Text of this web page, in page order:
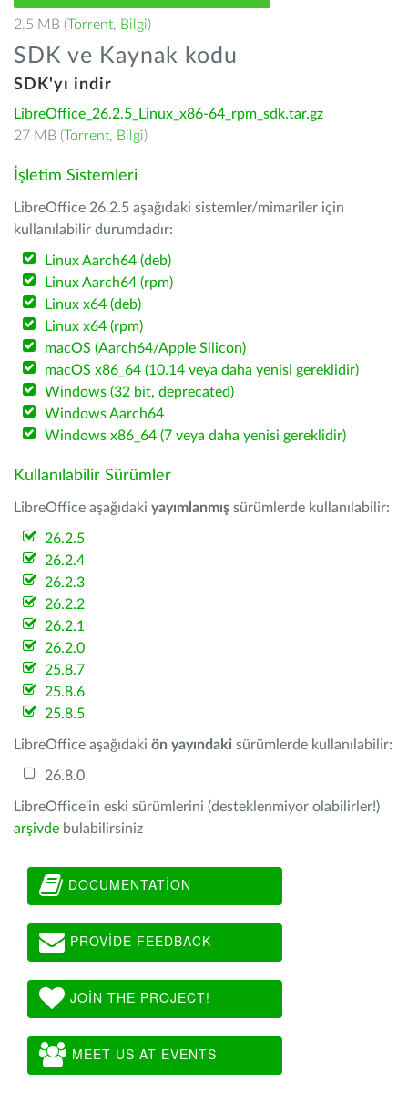
2.5 MB (Torrent, Bilgi)
SDK ve Kaynak kodu
SDK'yı indir
LibreOffice_26.2.5_Linux_x86-64_rpm_sdk.tar.gz
27 MB (Torrent, Bilgi)
İşletim Sistemleri
LibreOffice 26.2.5 aşağıdaki sistemler/mimariler için
kullanılabilir durumdadır:
Linux Aarch64 (deb)
Linux Aarch64 (rpm)
Linux x64 (deb)
Linux x64 (rpm)
macOS (Aarch64/Apple Silicon)
macOS x86_64 (10.14 veya daha yenisi gereklidir)
Windows (32 bit, deprecated)
Windows Aarch64
Windows x86_64 (7 veya daha yenisi gereklidir)
Kullanılabilir Sürümler
LibreOffice aşağıdaki yayımlanmış sürümlerde kullanılabilir:
26.2.5
26.2.4
26.2.3
26.2.2
26.2.1
26.2.0
25.8.7
25.8.6
25.8.5
LibreOffice aşağıdaki ön yayındaki sürümlerde kullanılabilir:
26.8.0
LibreOffice'in eski sürümlerini (desteklenmiyor olabilirler!)
arşivde bulabilirsiniz
DOCUMENTATION
PROVIDE FEEDBACK
JOIN THE PROJECT!
MEET US AT EVENTS